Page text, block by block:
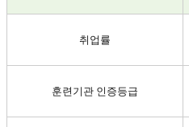
취업률
훈련기관 인증등급